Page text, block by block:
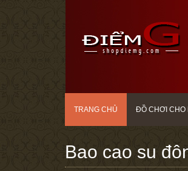
TRANG CHỦ ĐỒ CHƠI CHO
Bao cao su